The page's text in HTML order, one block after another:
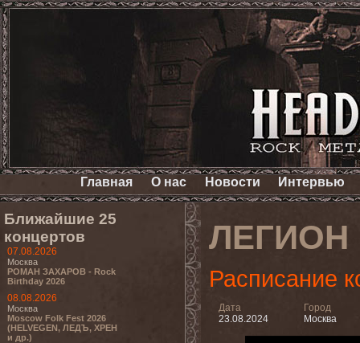
Главная О нас Новости Интервью
Ближайшие 25
концертов
07.08.2026
Москва
РОМАН ЗАХАРОВ - Rock
Birthday 2026
08.08.2026
Москва
Moscow Folk Fest 2026
(HELVEGEN, ЛЕДЪ, ХРЕН
и др.)
ЛЕГИОН
Расписание
Дата
23.08.2024
Город
Москва